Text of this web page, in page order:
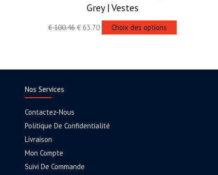
Grey | Vestes
€100.46 € 63.70 Choix des options
Nos Services
Contactez-Nous
Politique De Confidentialité
Livraison
Mon Compte
Suivi De Commande